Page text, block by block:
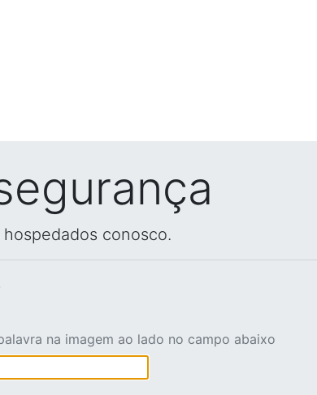
conosco.
na imagem ao lado no campo abaixo